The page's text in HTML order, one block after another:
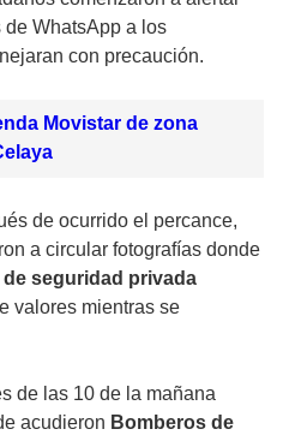
de WhatsApp a los
con precaución.
Movistar de zona
de ocurrido el percance,
a circular fotografías donde
seguridad privada
valores mientras se
de las 10 de la mañana
acudieron Bomberos de